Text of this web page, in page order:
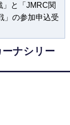
」と「JMRC関
」の参加申込受
ナシリー